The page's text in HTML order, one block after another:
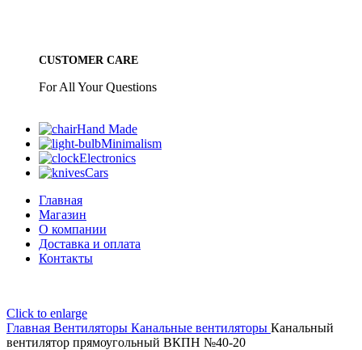
CUSTOMER CARE
For All Your Questions
Hand Made
Minimalism
Electronics
Cars
Главная
Магазин
О компании
Доставка и оплата
Контакты
Click to enlarge
Главная Вентиляторы Канальные вентиляторы Канальный
вентилятор прямоугольный ВКПН №40-20